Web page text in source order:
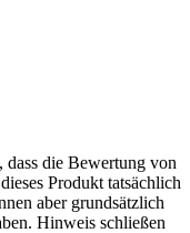
die Bewertung von
Produkt tatsächlich
aber grundsätzlich
Hinweis schließen